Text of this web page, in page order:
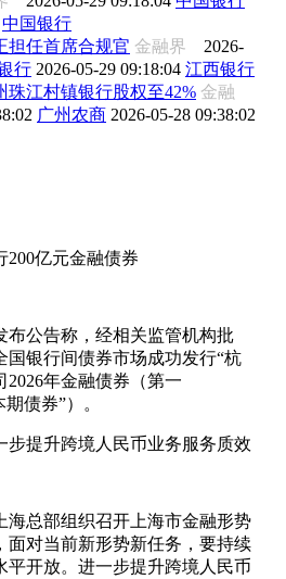
中国银行
担任首席合规官 金融界 2026-
行 2026-05-29 09:18:04 江西银行
珠江村镇银行股权至42% 金融
广州农商 2026-05-28 09:38:02
200亿元金融债券
布公告称，经相关监管机构批
国银行间债券市场成功发行“杭
年金融债券（第一
债券”）。
步提升跨境人民币业务服务质效
海总部组织召开上海市金融形势
面对当前新形势新任务，要持续
平开放。进一步提升跨境人民币